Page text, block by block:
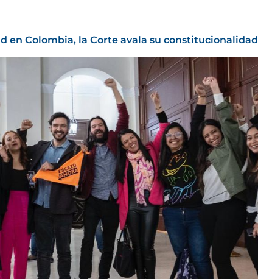
en Colombia, la Corte avala su constitucionalidad